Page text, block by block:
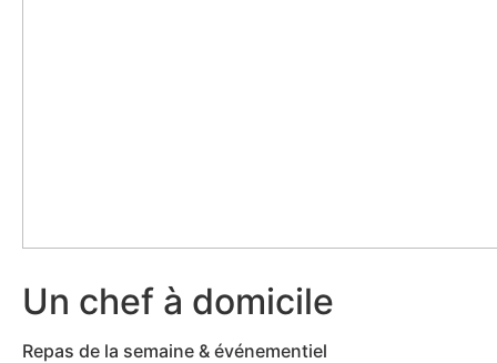
Un chef à domicile
Repas de la semaine & événementiel